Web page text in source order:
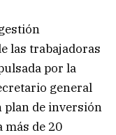
las trabajadoras
por la
general
plan de inversión
de 20